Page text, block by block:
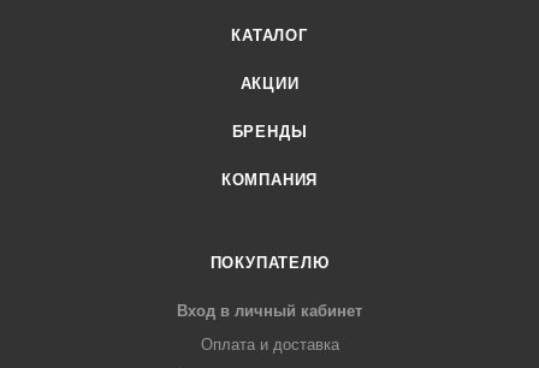
КАТАЛОГ
АКЦИИ
БРЕНДЫ
КОМПАНИЯ
ПОКУПАТЕЛЮ
Вход в личный кабинет
Оплата и доставка